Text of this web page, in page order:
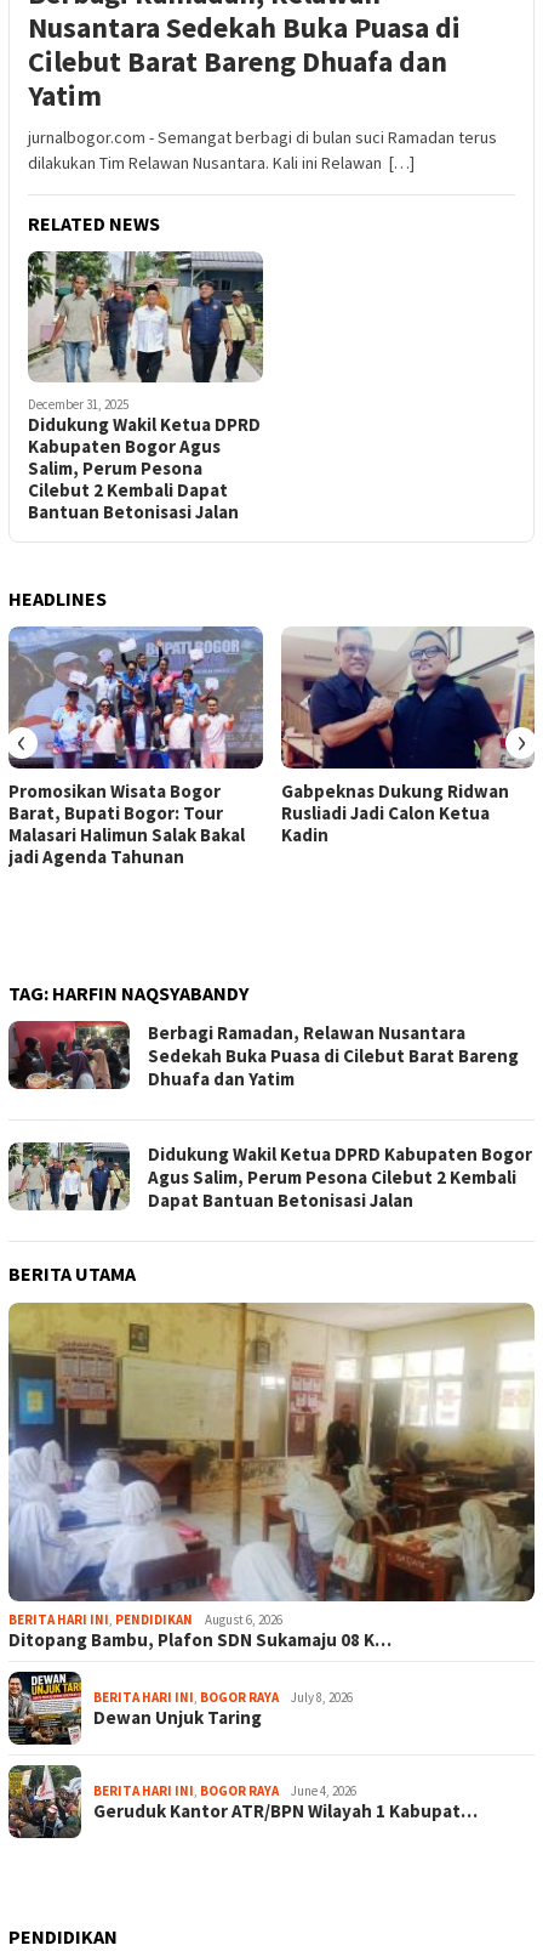
Nusantara Sedekah Buka Puasa di
Cilebut Barat Bareng Dhuafa dan
Yatim
jurnalbogor.com - Semangat berbagi di bulan suci Ramadan terus
dilakukan Tim Relawan Nusantara. Kali ini Relawan […]
RELATED NEWS
December 31, 2025
Didukung Wakil Ketua DPRD
Kabupaten Bogor Agus
Salim, Perum Pesona
Cilebut 2 Kembali Dapat
Bantuan Betonisasi Jalan
HEADLINES
Promosikan Wisata Bogor
Barat, Bupati Bogor: Tour
Malasari Halimun Salak Bakal
jadi Agenda Tahunan
Gabpeknas Dukung Ridwan
Rusliadi Jadi Calon Ketua
Kadin
‹ ›
TAG: HARFIN NAQSYABANDY
Berbagi Ramadan, Relawan Nusantara
Sedekah Buka Puasa di Cilebut Barat Bareng
Dhuafa dan Yatim
Didukung Wakil Ketua DPRD Kabupaten Bogor
Agus Salim, Perum Pesona Cilebut 2 Kembali
Dapat Bantuan Betonisasi Jalan
BERITA UTAMA
BERITA HARI INI, PENDIDIKAN August 6, 2026
Ditopang Bambu, Plafon SDN Sukamaju 08 K…
BERITA HARI INI, BOGOR RAYA July 8, 2026
Dewan Unjuk Taring
BERITA HARI INI, BOGOR RAYA June 4, 2026
Geruduk Kantor ATR/BPN Wilayah 1 Kabupat…
PENDIDIKAN